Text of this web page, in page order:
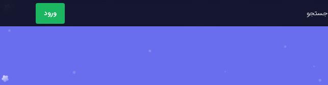
جستجو ورود